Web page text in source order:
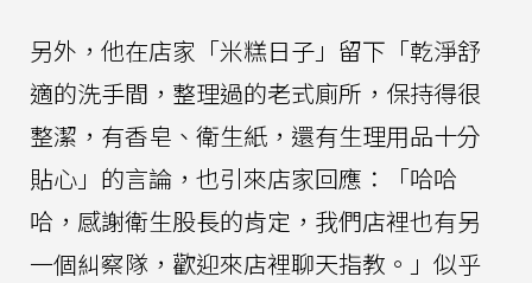
另外，他在店家「米糕日子」留下「乾淨舒
適的洗手間，整理過的老式廁所，保持得很
整潔，有香皂、衛生紙，還有生理用品十分
貼心」的言論，也引來店家回應：「哈哈
哈，感謝衛生股長的肯定，我們店裡也有另
一個糾察隊，歡迎來店裡聊天指教。」似乎